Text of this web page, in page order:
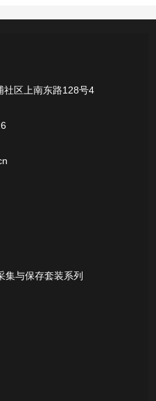
媒介质）系列
保存套装系列
社区上南东路128号4
集与保存套装系列